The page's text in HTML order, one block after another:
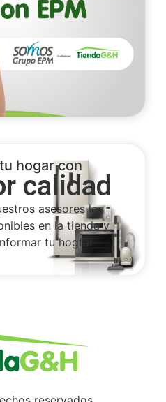
hogar con
calidad
asesores los
en la tienda y
tu hogfar